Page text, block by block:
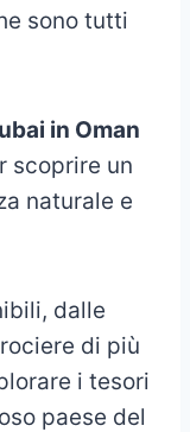
sono tutti
in Oman
scoprire un
naturale e
dalle
di più
i tesori
paese del